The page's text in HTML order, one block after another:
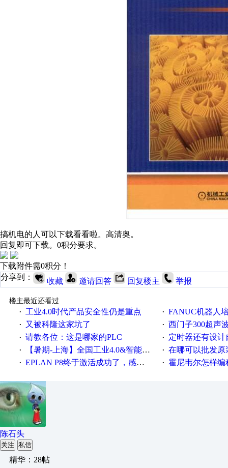
搞机电的人可以下载看看啦。高清奥。
回复即可下载。0积分要求。
下载附件需0积分！
分享到：
收藏 邀请回答 回复楼主 举报
楼主最近还看过
·
工业4.0时代产品安全性仍是重点 · FANUC机器人
· 又被科隆这家坑了 · 西门子300超声波
· 请教各位：这是哪家的PLC · 定时器还有设
· 【暑期-上海】全国工业4.0&智能制造高级培训班通知！ · 在哪可以批发原装正品
· EPLAN P8终于激活成功了，感谢网上无私的高人！ · 霍尼韦尔怎样编
陈石头
关注 私信
精华：28帖